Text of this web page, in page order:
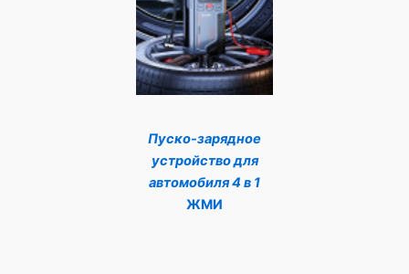
Пуско-зарядное
устройство для
автомобиля 4 в 1
ЖМИ